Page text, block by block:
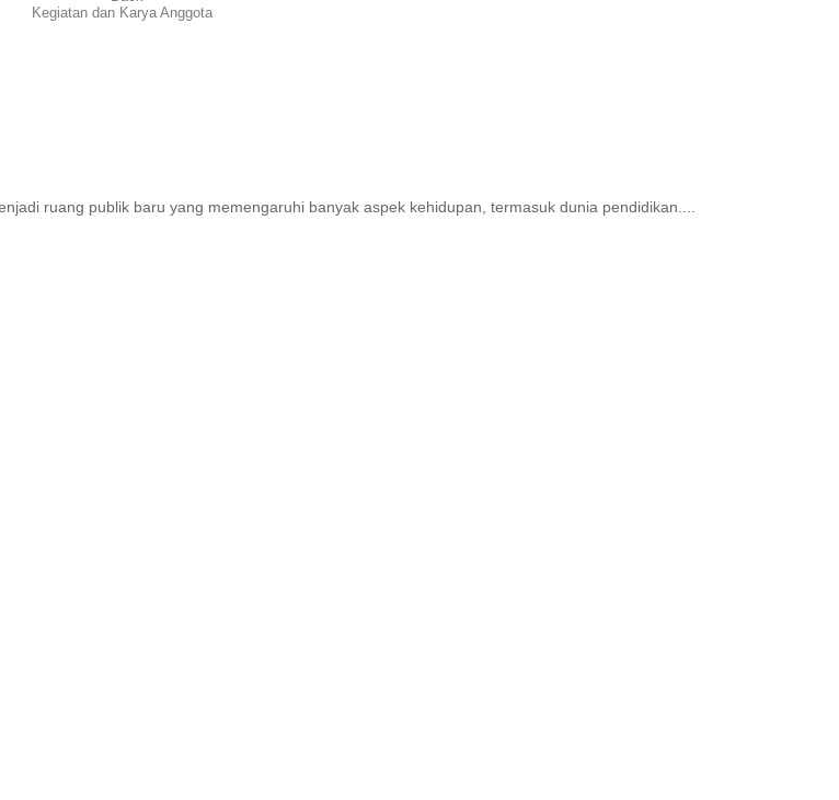
Kegiatan dan Karya Anggota
ruang publik baru yang memengaruhi banyak aspek kehidupan, termasuk dunia pendidikan....